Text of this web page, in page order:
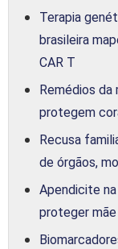
Terapia
brasileira
CAR T
Remédios
protegem
Recusa
de órgãos,
Apendicite
proteger